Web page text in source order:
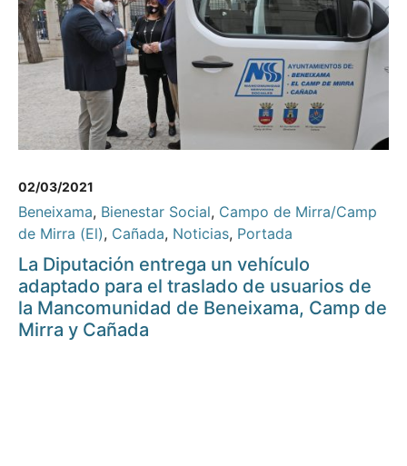
02/03/2021
Beneixama, Bienestar Social, Campo de Mirra/Camp
de Mirra (El), Cañada, Noticias, Portada
La Diputación entrega un vehículo
adaptado para el traslado de usuarios de
la Mancomunidad de Beneixama, Camp de
Mirra y Cañada